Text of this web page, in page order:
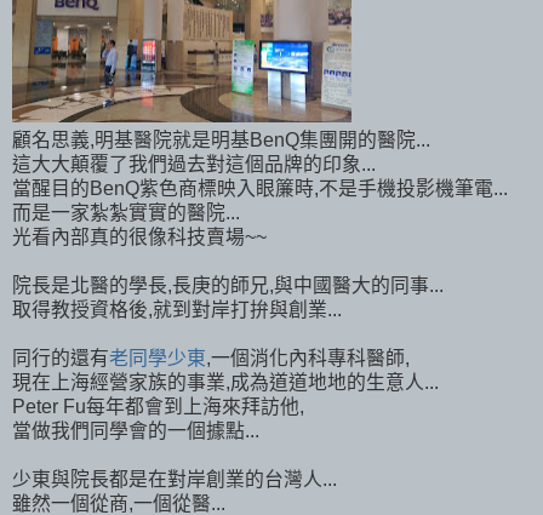
顧名思義,明基醫院就是明基BenQ集團開的醫院...
這大大顛覆了我們過去對這個品牌的印象...
當醒目的BenQ紫色商標映入眼簾時,不是手機投影機筆電...
而是一家紮紮實實的醫院...
光看內部真的很像科技賣場~~
院長是北醫的學長,長庚的師兄,與中國醫大的同事...
取得教授資格後,就到對岸打拚與創業...
同行的還有老同學少東,一個消化內科專科醫師,
現在上海經營家族的事業,成為道道地地的生意人...
Peter Fu每年都會到上海來拜訪他,
當做我們同學會的一個據點...
少東與院長都是在對岸創業的台灣人...
雖然一個從商,一個從醫...